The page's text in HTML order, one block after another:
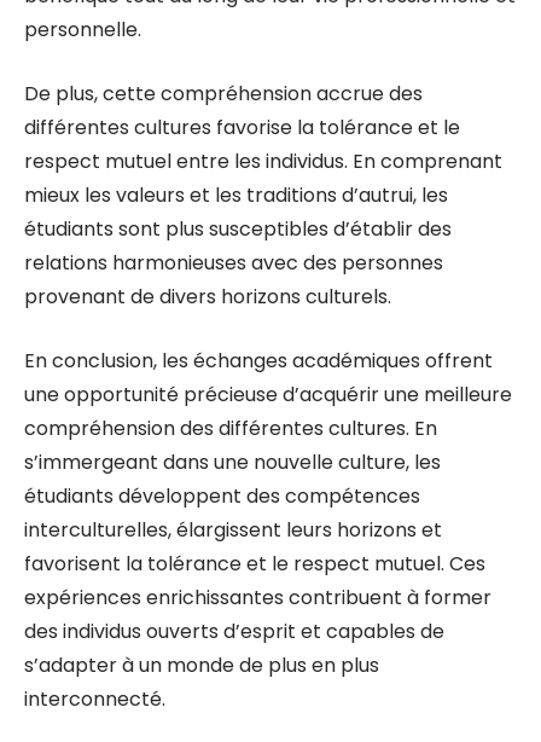
personnelle.
De plus, cette compréhension accrue des
différentes cultures favorise la tolérance et le
respect mutuel entre les individus. En comprenant
mieux les valeurs et les traditions d’autrui, les
étudiants sont plus susceptibles d’établir des
relations harmonieuses avec des personnes
provenant de divers horizons culturels.
En conclusion, les échanges académiques offrent
une opportunité précieuse d’acquérir une meilleure
compréhension des différentes cultures. En
s’immergeant dans une nouvelle culture, les
étudiants développent des compétences
interculturelles, élargissent leurs horizons et
favorisent la tolérance et le respect mutuel. Ces
expériences enrichissantes contribuent à former
des individus ouverts d’esprit et capables de
s’adapter à un monde de plus en plus
interconnecté.